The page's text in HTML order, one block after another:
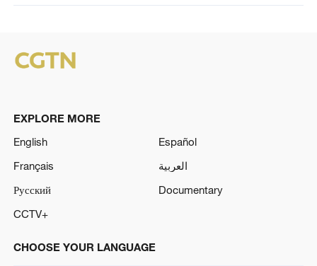
EXPLORE MORE
English
Español
Français
العربية
Русский
Documentary
CCTV+
CHOOSE YOUR LANGUAGE